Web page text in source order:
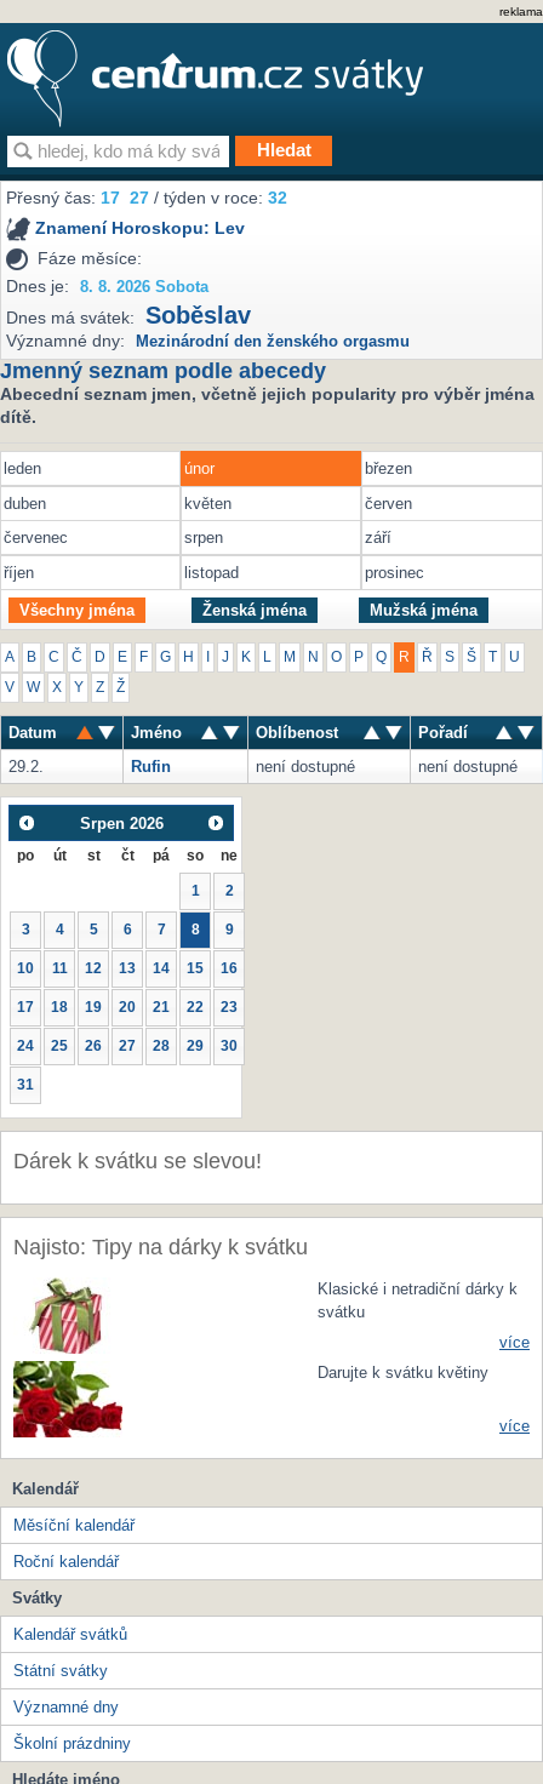
reklama
Přesný čas:17 27 / týden v roce:32
Znamení Horoskopu: Lev
Fáze měsíce:
Dnes je:
8. 8. 2026 Sobota
Dnes má svátek: Soběslav
Významné dny: Mezinárodní den ženského orgasmu
Jmenný seznam podle abecedy
Abecední seznam jmen, včetně jejich popularity pro výběr jména
dítě.
leden únor
březen
duben
květen
červen
červenec
srpen
září
říjen
listopad prosinec
Všechny jména Ženská jména Mužská jména
A B C Č D E F G H J K M N O P Q R Ř S Š U
V W X Y Z Ž
Datum Jméno Oblíbenost
Pořadí
29.2.
Rufin není dostupné není dostupné
Srpen 2026
po út st čt pá so ne
1 2
3 4 5 6 7 8 9
10 11 12 13 14 15 16
17 18 19 20 21 22 23
24 25 26 27 28 29 30
31
Dárek k svátku se slevou!
Najisto: Tipy na dárky k svátku
Klasické i netradiční dárky k
svátku
více
Darujte k svátku květiny
více
Kalendář
Měsíční kalendář
Roční kalendář
Svátky
Kalendář svátků
Státní svátky
Významné dny
Školní prázdniny
Hledáte jméno